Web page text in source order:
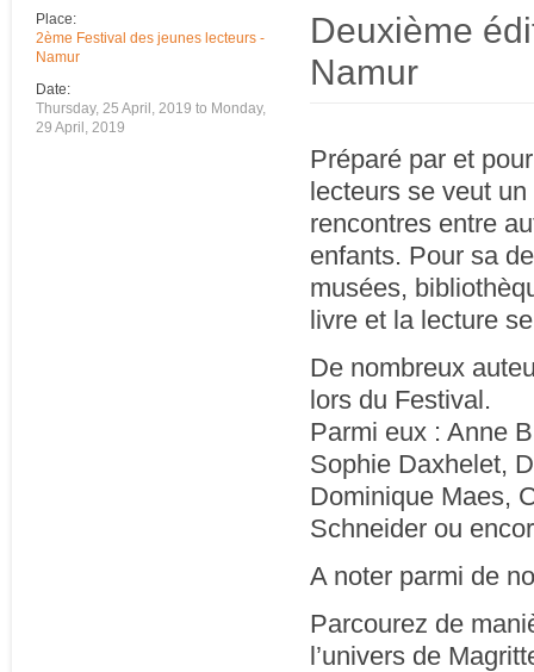
Place:
2ème Festival des jeunes lecteurs -
Namur
Date:
Thursday, 25 April, 2019 to Monday,
29 April, 2019
Deuxième
Namur
Préparé par et
lecteurs se veut
rencontres entre
enfants. Pour sa
musées,
livre et la lecture
De nombreux
lors du Festival.
Parmi eux : Anne
Sophie Daxhelet,
Dominique Maes,
Schneider ou
A noter parmi de
Parcourez de
l’univers de